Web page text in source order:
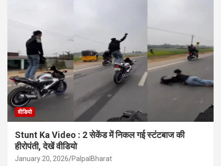
वीडियो
Stunt Ka Video : 2 सेकेंड में निकल गई स्टंटबाज की
हीरोपंती, देखें वीडियो
January 20, 2026 PalpalBharat